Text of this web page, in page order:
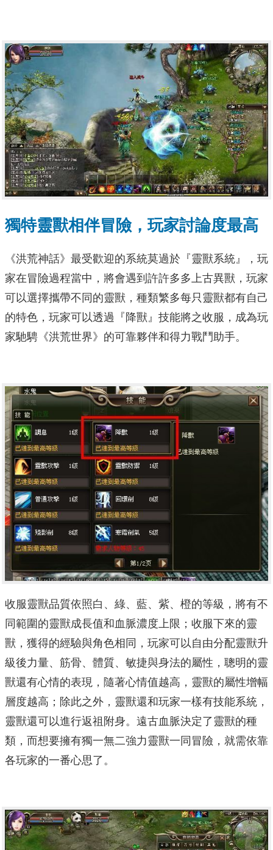
獨特靈獸相伴冒險，玩家討論度最高
《洪荒神話》最受歡迎的系統莫過於『靈獸系統』，玩
家在冒險過程當中，將會遇到許許多多上古異獸，玩家
可以選擇攜帶不同的靈獸，種類繁多每只靈獸都有自己
的特色，玩家可以透過『降獸』技能將之收服，成為玩
家馳騁《洪荒世界》的可靠夥伴和得力戰鬥助手。
收服靈獸品質依照白、綠、藍、紫、橙的等級，將有不
同範圍的靈獸成長值和血脈濃度上限；收服下來的靈
獸，獲得的經驗與角色相同，玩家可以自由分配靈獸升
級後力量、筋骨、體質、敏捷與身法的屬性，聰明的靈
獸還有心情的表現，隨著心情值越高，靈獸的屬性增幅
層度越高；除此之外，靈獸還和玩家一樣有技能系統，
靈獸還可以進行返祖附身。遠古血脈決定了靈獸的種
類，而想要擁有獨一無二強力靈獸一同冒險，就需依靠
各玩家的一番心思了。